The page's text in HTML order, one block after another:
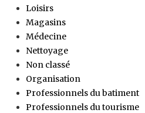
Loisirs
Magasins
Médecine
Nettoyage
Non classé
Organisation
Professionnels du batiment
Professionnels du tourisme